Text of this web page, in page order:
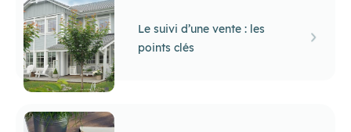
Le suivi d’une vente : les
points clés